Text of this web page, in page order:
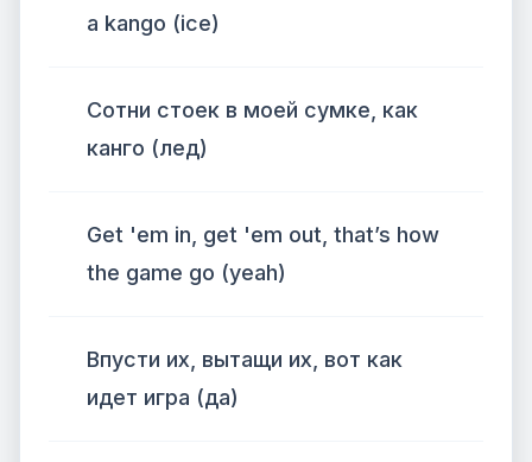
a kango (ice)
Сотни стоек в моей сумке, как
канго (лед)
Get 'em in, get 'em out, that’s how
the game go (yeah)
Впусти их, вытащи их, вот как
идет игра (да)